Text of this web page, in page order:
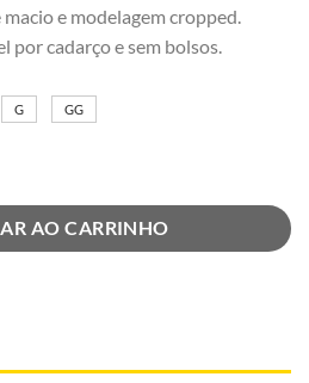
e modelagem cropped.
por cadarço e sem bolsos.
G GG
Capuz Azul Claro Estonada |
AO CARRINHO